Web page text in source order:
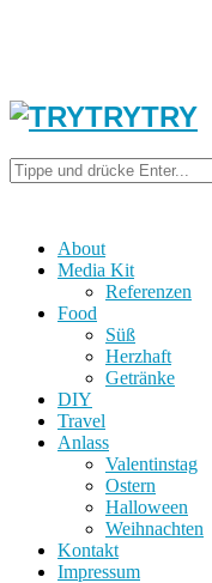
About
Media Kit
Referenzen
Food
Süß
Herzhaft
Getränke
DIY
Travel
Anlass
Valentinstag
Ostern
Halloween
Weihnachten
Kontakt
Impressum